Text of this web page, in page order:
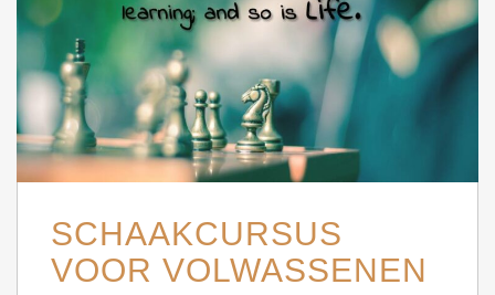
SCHAAKCURSUS
VOOR VOLWASSENEN